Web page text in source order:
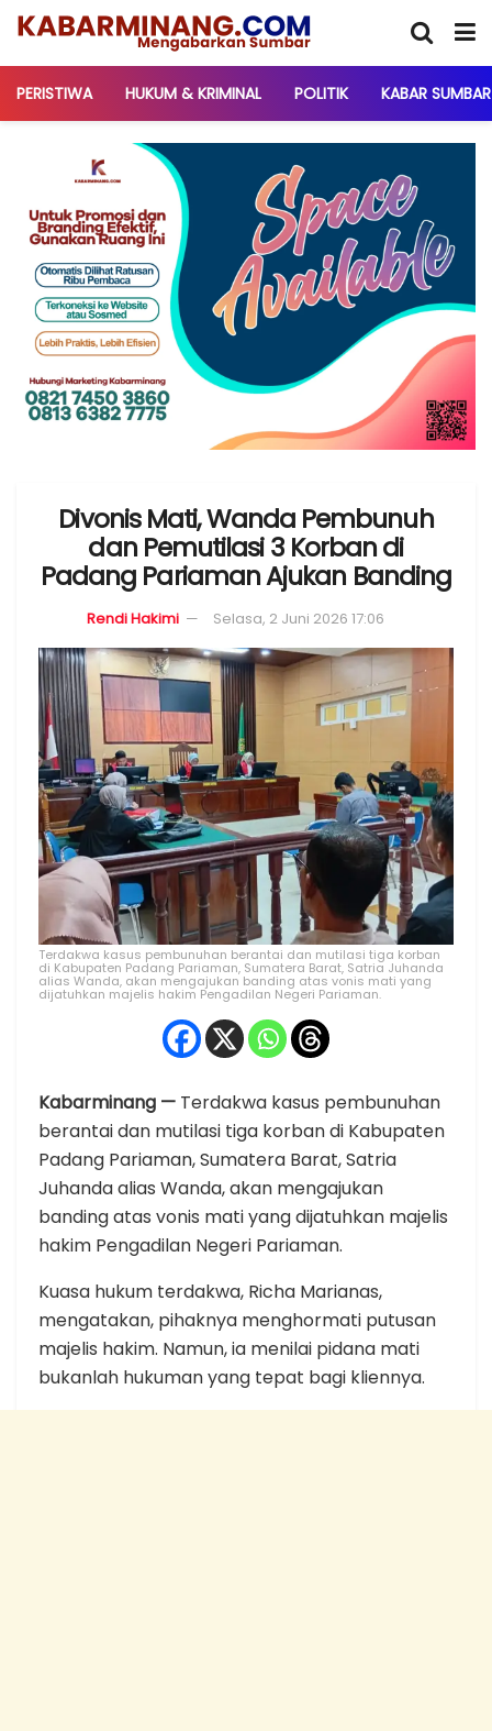
PERISTIWA HUKUM & KRIMINAL POLITIK KABAR SUMBAR
Divonis Mati, Wanda Pembunuh
dan Pemutilasi 3 Korban di
Padang Pariaman Ajukan Banding
Rendi Hakimi Selasa, 2 Juni 2026 17:06
Terdakwa kasus pembunuhan berantai dan mutilasi tiga korban
di Kabupaten Padang Pariaman, Sumatera Barat, Satria Juhanda
alias Wanda, akan mengajukan banding atas vonis mati yang
dijatuhkan majelis hakim Pengadilan Negeri Pariaman.
Kabarminang — Terdakwa kasus pembunuhan
berantai dan mutilasi tiga korban di Kabupaten
Padang Pariaman, Sumatera Barat, Satria
Juhanda alias Wanda, akan mengajukan
banding atas vonis mati yang dijatuhkan majelis
hakim Pengadilan Negeri Pariaman.
Kuasa hukum terdakwa, Richa Marianas,
mengatakan, pihaknya menghormati putusan
majelis hakim. Namun, ia menilai pidana mati
bukanlah hukuman yang tepat bagi kliennya.